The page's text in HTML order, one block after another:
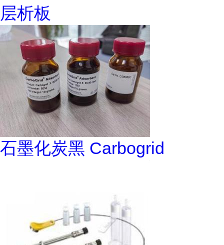
层析板
石墨化炭黑 Carbogrid